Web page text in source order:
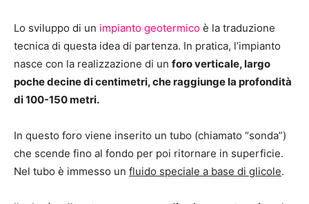
Lo sviluppo di un impianto geotermico è la traduzione
tecnica di questa idea di partenza. In pratica, l’impianto
nasce con la realizzazione di un foro verticale, largo
poche decine di centimetri, che raggiunge la profondità
di 100-150 metri.
In questo foro viene inserito un tubo (chiamato “sonda”)
che scende fino al fondo per poi ritornare in superficie.
Nel tubo è immesso un fluido speciale a base di glicole.